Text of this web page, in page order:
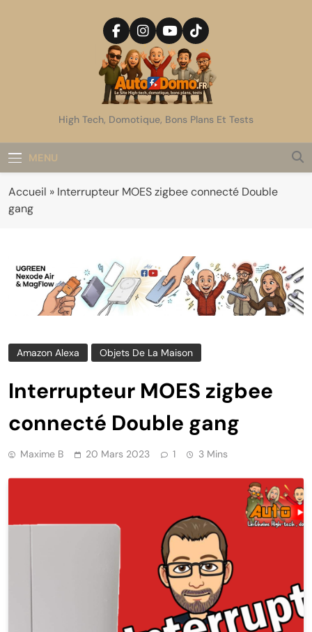
AutoDomo
High Tech, Domotique, Bons Plans Et Tests
MENU
Accueil » Interrupteur MOES zigbee connecté Double
gang
Amazon Alexa Objets De La Maison
Interrupteur MOES zigbee
connecté Double gang
Maxime B 20 Mars 2023 1 3 Mins